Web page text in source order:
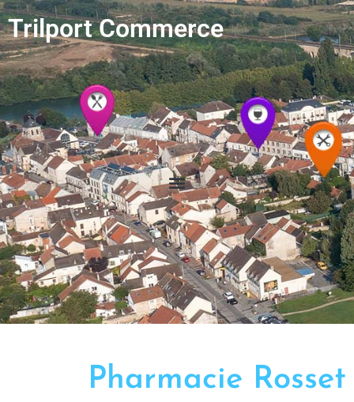
Trilport Commerce
Pharmacie Rosset